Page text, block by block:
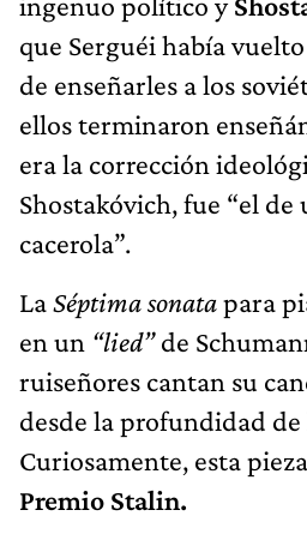
que Serguéi había
de enseñarles a los
ellos terminaron
era la corrección
Shostakóvich, fue “el
cacerola”.
LaSéptima sonatapara
en un “lied”de
ruiseñores cantan su
desde la profundidad
Curiosamente, esta
Premio Stalin.